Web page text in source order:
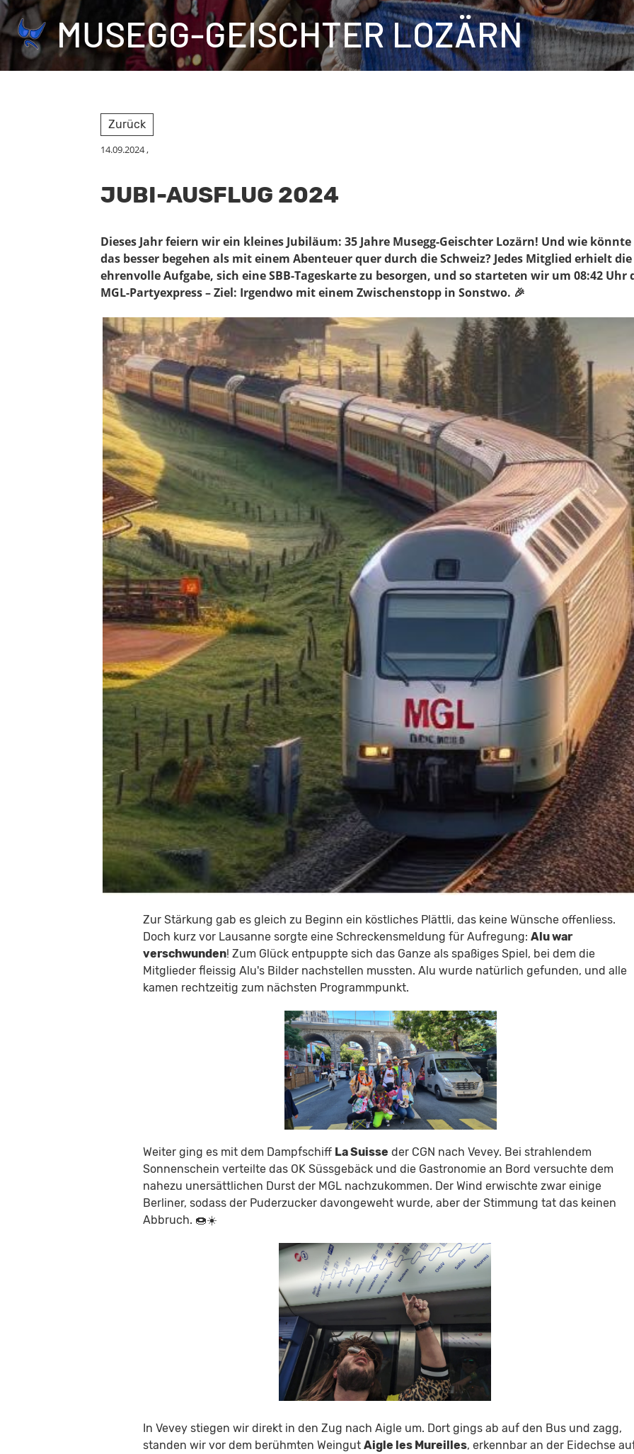
MUSEGG-GEISCHTER LOZÄRN
Zurück
14.09.2024,
JUBI-AUSFLUG 2024
Dieses Jahr feiern wir ein kleines Jubiläum: 35 Jahre Musegg-Geischter Lozärn! Und wie
das besser begehen als mit einem Abenteuer quer durch die Schweiz? Jedes Mitglied erhielt die
ehrenvolle Aufgabe, sich eine SBB-Tageskarte zu besorgen, und so starteten wir um 08:42 Uhr
MGL-Partyexpress – Ziel: Irgendwo mit einem Zwischenstopp in Sonstwo. 🎉
Zur Stärkung gab es gleich zu Beginn ein köstliches Plättli, das keine Wünsche offenliess.
Doch kurz vor Lausanne sorgte eine Schreckensmeldung für Aufregung: Alu war
verschwunden! Zum Glück entpuppte sich das Ganze als spaßiges Spiel, bei dem die
Mitglieder fleissig Alu's Bilder nachstellen mussten. Alu wurde natürlich gefunden, und alle
kamen rechtzeitig zum nächsten Programmpunkt.
Weiter ging es mit dem Dampfschiff La Suisse der CGN nach Vevey. Bei strahlendem
Sonnenschein verteilte das OK Süssgebäck und die Gastronomie an Bord versuchte dem
nahezu unersättlichen Durst der MGL nachzukommen. Der Wind erwischte zwar einige
Berliner, sodass der Puderzucker davongeweht wurde, aber der Stimmung tat das keinen
Abbruch. 🍩☀️
In Vevey stiegen wir direkt in den Zug nach Aigle um. Dort gings ab auf den Bus und zagg,
standen wir vor dem berühmten Weingut Aigle les Mureilles, erkennbar an der Eidechse